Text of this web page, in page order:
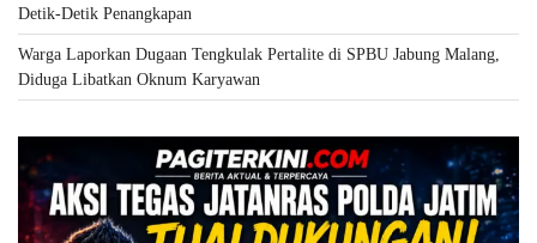
Detik-Detik Penangkapan
Warga Laporkan Dugaan Tengkulak Pertalite di SPBU Jabung Malang,
Diduga Libatkan Oknum Karyawan